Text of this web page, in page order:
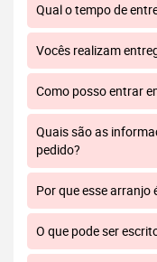
Qual o tempo de
Vocês realizam
Como posso entrar
Quais são as
pedido?
Por que esse arranjo
O que pode ser